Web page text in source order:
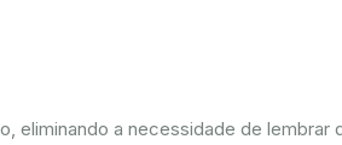
a necessidade de lembrar